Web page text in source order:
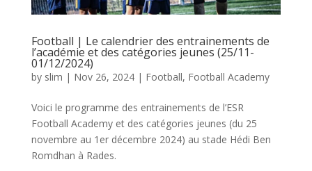
Football | Le calendrier des entrainements de
l’académie et des catégories jeunes (25/11-
01/12/2024)
by slim | Nov 26, 2024| Football, Football Academy
Voici le programme des entrainements de l’ESR
Football Academy et des catégories jeunes (du 25
novembre au 1er décembre 2024) au stade Hédi Ben
Romdhan à Rades.